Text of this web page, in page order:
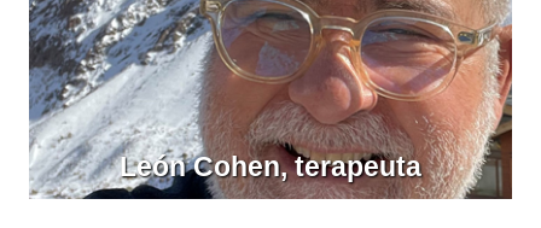
León Cohen, terapeuta